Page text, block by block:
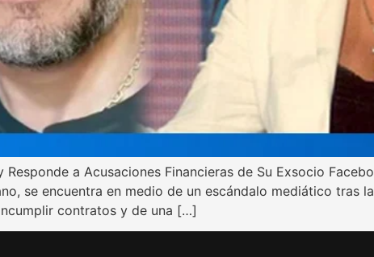
a Acusaciones Financieras de Su Exsocio
se encuentra en medio de un escándalo mediático tras
contratos y de una […]